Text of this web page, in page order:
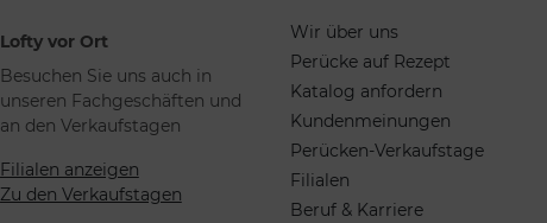
Lofty vor Ort
Besuchen Sie uns auch in
unseren Fachgeschäften und
an den Verkaufstagen
Filialen anzeigen
Zu den Verkaufstagen
Wir über uns
Perücke auf Rezept
Katalog anfordern
Kundenmeinungen
Perücken-Verkaufstage
Filialen
Beruf & Karriere